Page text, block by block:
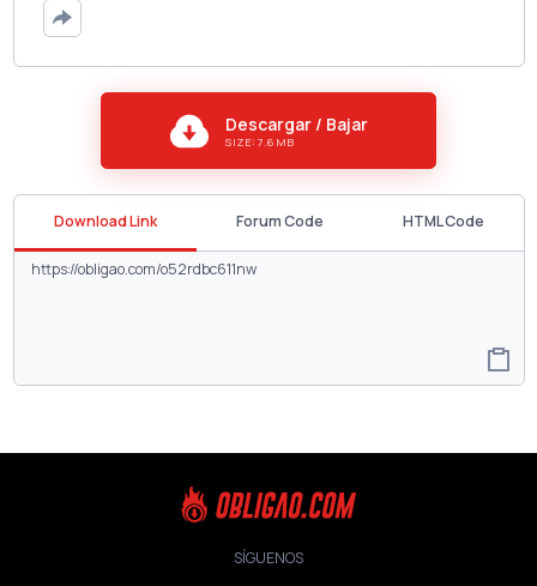
Descargar / Bajar
SIZE: 7.6 MB
Download Link Forum Code HTML Code
SÍGUENOS